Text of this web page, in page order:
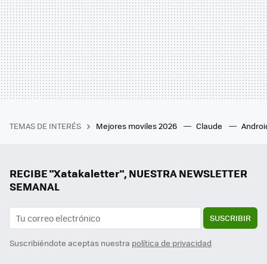
TEMAS DE INTERÉS Mejores moviles 2026 Claude
RECIBE "Xatakaletter", NUESTRA NEWSLETTER
SEMANAL
SUSCRIBIR
Suscribiéndote aceptas nuestra política de privacidad